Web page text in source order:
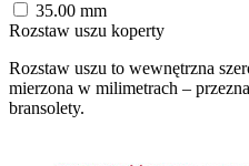
35.00 mm
Rozstaw uszu koperty
Rozstaw uszu to wewnętrzna
mierzona w milimetrach –
bransolety.